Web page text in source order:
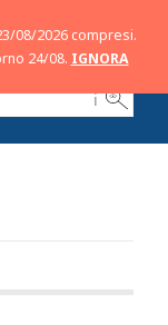
ℹ
08/2026 compresi.
24/08. IGNORA